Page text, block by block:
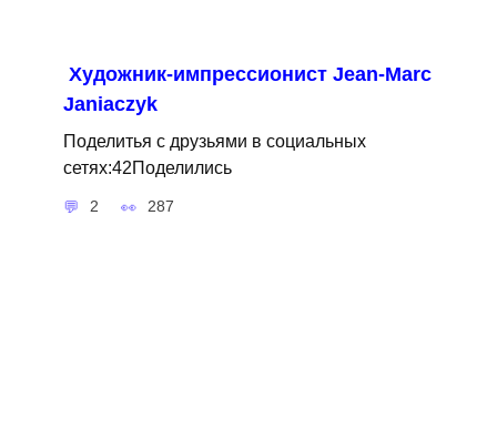
Художник-импрессионист Jean-Marc
Janiaczyk
Поделитья с друзьями в социальных
сетях:42Поделились
2 287